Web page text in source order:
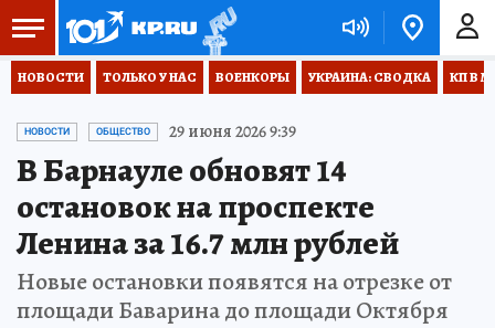
НОВОСТИ ТОЛЬКО У НАС ВОЕНКОРЫ УКРАИНА: СВОДКА КП В
НОВОСТИ ОБЩЕСТВО 29 июня 2026 9:39
В Барнауле обновят 14
остановок на проспекте
Ленина за 16.7 млн рублей
Новые остановки появятся на отрезке от
площади Баварина до площади Октября